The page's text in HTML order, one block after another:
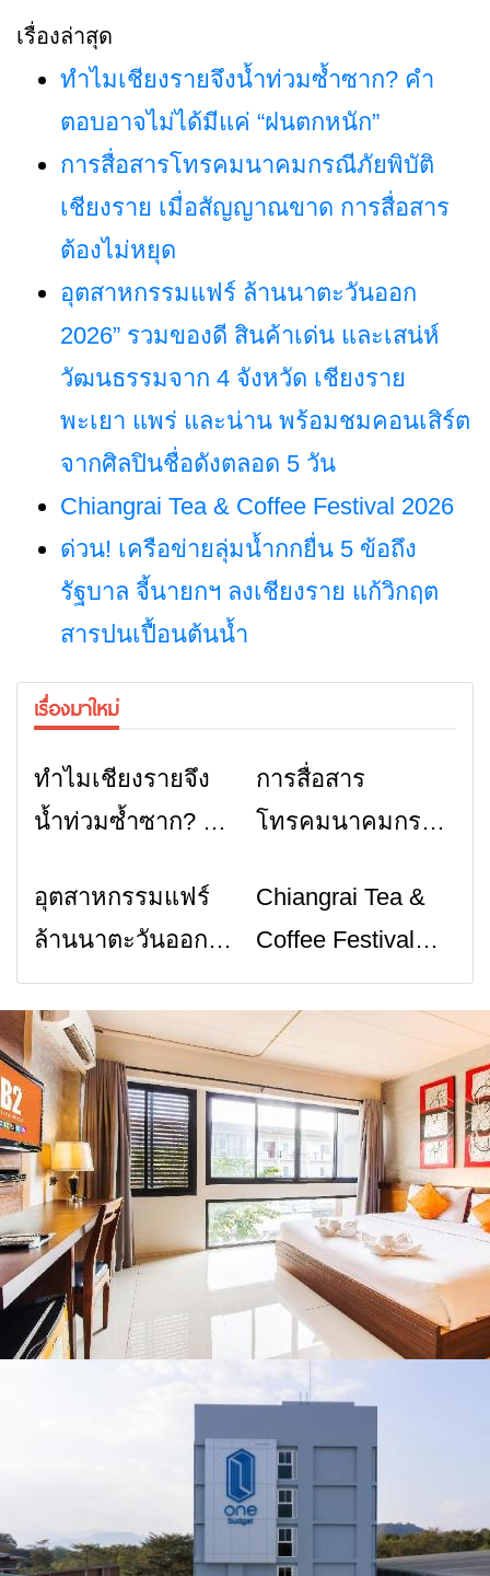
เรื่องล่าสุด
ทำไมเชียงรายจึงน้ำท่วมซ้ำซาก? คำ
ตอบอาจไม่ได้มีแค่ “ฝนตกหนัก”
การสื่อสารโทรคมนาคมกรณีภัยพิบัติ
เชียงราย เมื่อสัญญาณขาด การสื่อสาร
ต้องไม่หยุด
อุตสาหกรรมแฟร์ ล้านนาตะวันออก
2026” รวมของดี สินค้าเด่น และเสน่ห์
วัฒนธรรมจาก 4 จังหวัด เชียงราย
พะเยา แพร่ และน่าน พร้อมชมคอนเสิร์ต
จากศิลปินชื่อดังตลอด 5 วัน
Chiangrai Tea & Coffee Festival 2026
ด่วน! เครือข่ายลุ่มน้ำกกยื่น 5 ข้อถึง
รัฐบาล จี้นายกฯ ลงเชียงราย แก้วิกฤต
สารปนเปื้อนต้นน้ำ
เรื่องมาใหม่
ข่าวเชียงราย
ทำไมเชียงรายจึง
น้ำท่วมซ้ำซาก? คำ
“ฝนตกหนัก”
การสื่อสาร
โทรคมนาคมกรณี
เมื่อสัญญาณขาด
การสื่อสารต้องไม่
หยุด
ข่าวเชียงราย
อุตสาหกรรมแฟร์
ล้านนาตะวันออก
2026” รวมของดี
สินค้าเด่น และ
เสน่ห์วัฒนธรรม
จาก 4 จังหวัด
เชียงราย พะเยา
แพร่ และน่าน
พร้อมชมคอนเสิร์ต
จากศิลปินชื่อดัง
ตลอด 5 วัน
ข่าวเชียงราย
Chiangrai Tea &
Coffee Festival
2026